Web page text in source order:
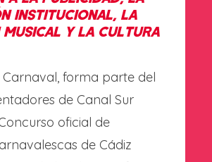
INSTITUCIONAL, LA
Y LA CULTURA
forma parte del
de Canal Sur
oficial de
de Cádiz